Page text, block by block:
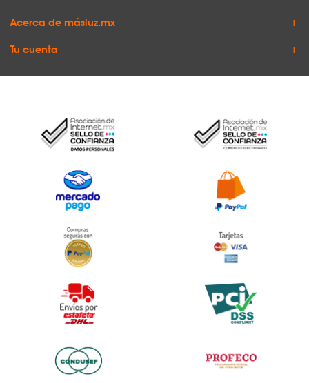
Acerca de másluz.mx
Tu cuenta